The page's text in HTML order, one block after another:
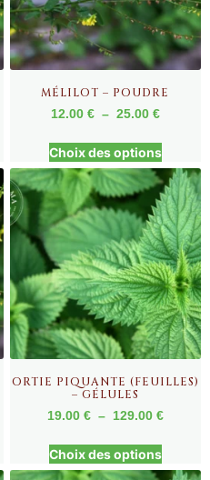
MÉLILOT – POUDRE
12.00 € – 25.00 €
Choix des options
ORTIE PIQUANTE (FEUILLES)
– GÉLULES
19.00 € – 129.00 €
Choix des options